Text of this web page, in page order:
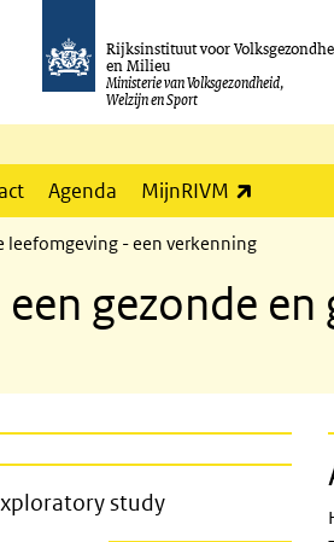
Rijksinstituut voor
en Milieu
Ministerie van Volksgezondheid,
Welzijn en Sport
Agenda MijnRIVM
leefomgeving - een verkenning
gezonde
environment: an
study